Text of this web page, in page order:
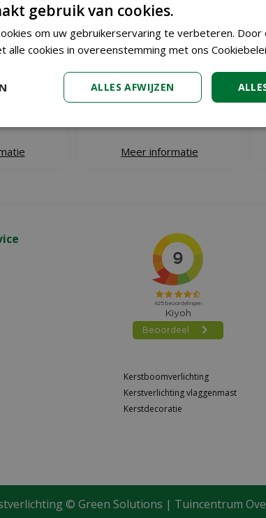
janel 69
Countryfield tafellamp janel 55
cm creme
€59,99
Meer informatie
Kerstboomverlichting
Kerstverlichting vlaggenmast
Kerstdecoratie
© Green Solutions | Tuincentrum
gebruik van cookies.
om uw gebruikerservaring te verbeteren.
alle cookies in overeenstemming met ons
ALLES AFWIJZEN